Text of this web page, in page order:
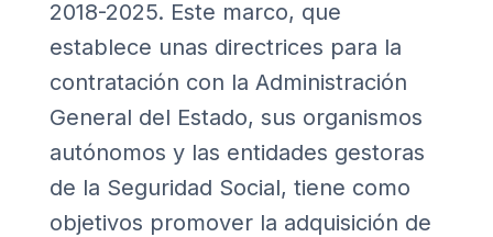
2018-2025. Este marco, que
establece unas directrices para la
contratación con la Administración
General del Estado, sus organismos
autónomos y las entidades gestoras
de la Seguridad Social, tiene como
objetivos promover la adquisición de